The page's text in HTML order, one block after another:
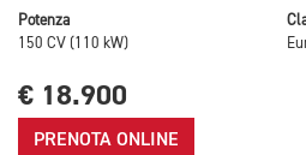
Potenza
150 CV (110 kW)
€ 18.900
PRENOTA ONLINE